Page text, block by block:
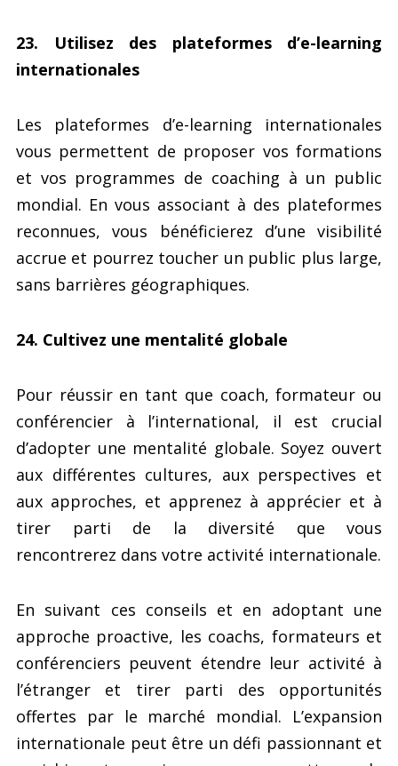
23. Utilisez des plateformes d’e-learning
internationales
Les plateformes d’e-learning internationales
vous permettent de proposer vos formations
et vos programmes de coaching à un public
mondial. En vous associant à des plateformes
reconnues, vous bénéficierez d’une visibilité
accrue et pourrez toucher un public plus large,
sans barrières géographiques.
24. Cultivez une mentalité globale
Pour réussir en tant que coach, formateur ou
conférencier à l’international, il est crucial
d’adopter une mentalité globale. Soyez ouvert
aux différentes cultures, aux perspectives et
aux approches, et apprenez à apprécier et à
tirer parti de la diversité que vous
rencontrerez dans votre activité internationale.
En suivant ces conseils et en adoptant une
approche proactive, les coachs, formateurs et
conférenciers peuvent étendre leur activité à
l’étranger et tirer parti des opportunités
offertes par le marché mondial. L’expansion
internationale peut être un défi passionnant et